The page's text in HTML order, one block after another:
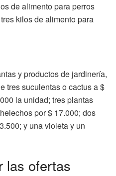
de alimento para perros
kilos de alimento para
y productos de jardinería,
tres suculentas o cactus a $
la unidad; tres plantas
por $ 17.000; dos
y una violeta y un
las ofertas